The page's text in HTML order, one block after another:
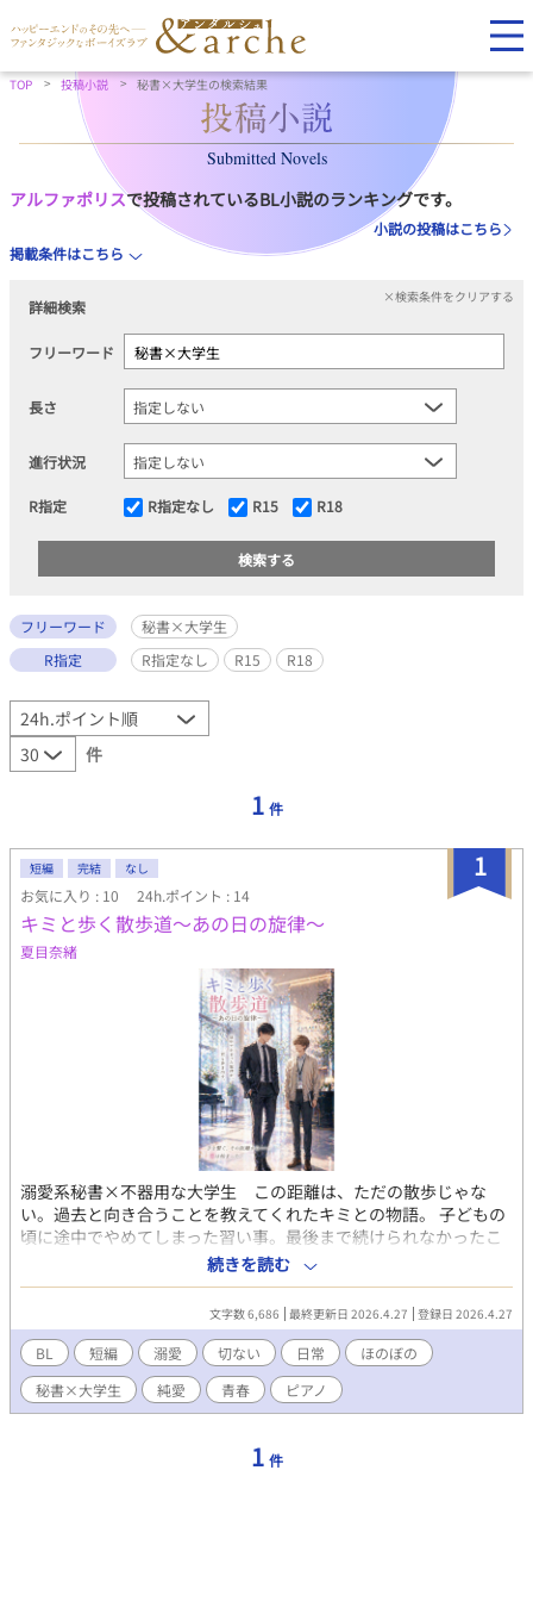
TOP 投稿小説 秘書×大学生の検索結果
Submitted Novels
アルファポリスで投稿されているBL小説のランキングです。
小説の投稿はこちら
掲載条件はこちら
詳細検索
×検索条件をクリアする
フリーワード
長さ
進行状況
R指定 R指定なし R15 R18
フリーワード
秘書×大学生
R指定
R指定なし R15 R18
件
1 件
1
短編 完結 なし
お気に入り : 10 24h.ポイント : 14
キミと歩く散歩道～あの日の旋律～
夏目奈緒
溺愛系秘書×不器用な大学生 この距離は、ただの散歩じゃな
い。過去と向き合うことを教えてくれたキミとの物語。 子どもの
頃に途中でやめてしまった習い事。最後まで続けられなかったこ
とばかりの自分。烏丸朝陽は、そんな過去を抱えたまま、どこか
他人と距離を置いて生きていた。大学生活と並行して働く衣料品
メーカー・プラセルで出会ったのは、秘書室の先輩・六槍。強引
で、それなのに、誰よりも優しい男性だった。 社長室からエレベ
ーターまでの散歩だと思ってと言って、当たり前のように手を繋
いでくる六槍。拒めない距離に戸惑いながらも、朝陽の心は少し
ずつほどけていく。途中で止まったままの自分でも、もう一度、
歩き出していいのだろうか。手を繋ぐ、そのわずかな距離から始
続きを読む
文字数 6,686 最終更新日 2026.4.27 登録日 2026.4.27
BL 短編 溺愛 切ない 日常
ほのぼの
秘書×大学生
純愛 青春 ピアノ
1 件